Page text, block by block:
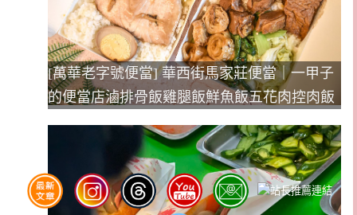
[萬華老字號便當] 華西街馬家莊便當｜一甲子
的便當店滷排骨飯雞腿飯鮮魚飯五花肉控肉飯